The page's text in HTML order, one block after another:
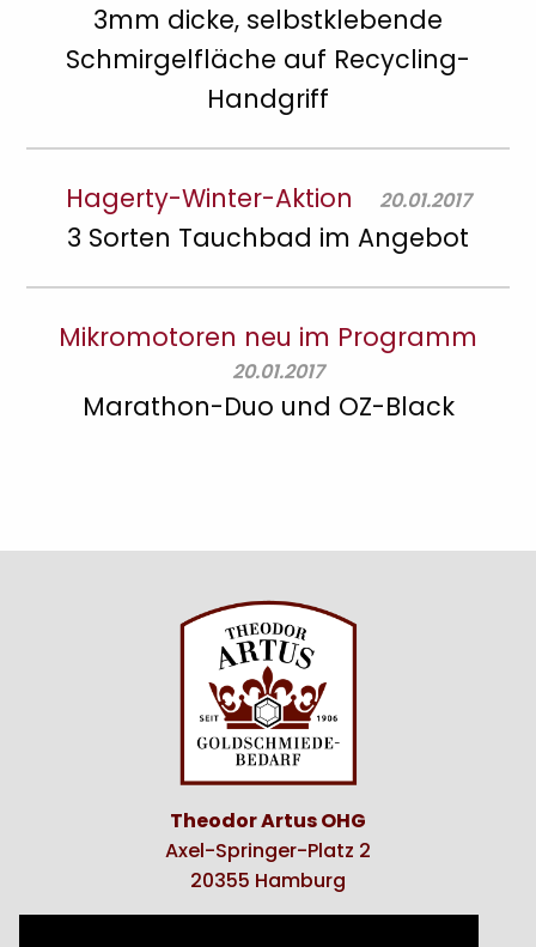
3mm dicke, selbstklebende
Schmirgelfläche auf Recycling-
Handgriff
Hagerty-Winter-Aktion 20.01.2017
3 Sorten Tauchbad im Angebot
Mikromotoren neu im Programm
20.01.2017
Marathon-Duo und OZ-Black
Theodor Artus OHG
Axel-Springer-Platz 2
20355 Hamburg